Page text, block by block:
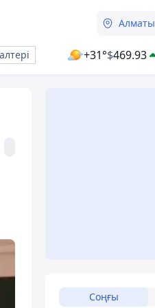
Алматы
+31°$469.93
Соңғы